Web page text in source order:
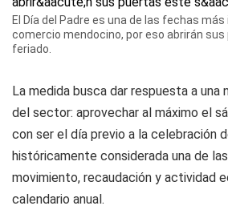
El Día del Padre es una de las fechas
comercio mendocino, por eso abrirán
feriado.
La medida busca dar respuesta a una
del sector: aprovechar al máximo el
con ser el día previo a la celebración
históricamente considerada una de
movimiento, recaudación y actividad
calendario anual.